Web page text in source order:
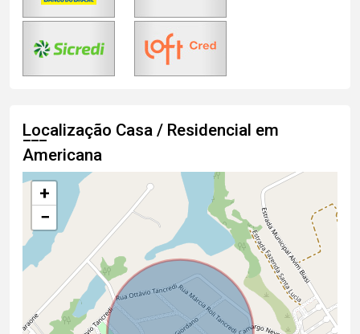
Localização Casa / Residencial em
Americana
+
−